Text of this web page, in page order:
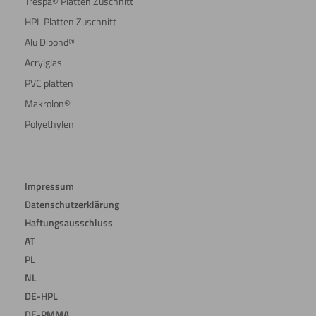
HPL Platten Zuschnitt
Alu Dibond®
Acrylglas
PVC platten
Makrolon®
Polyethylen
Impressum
Datenschutzerklärung
Haftungsausschluss
AT
PL
NL
DE-HPL